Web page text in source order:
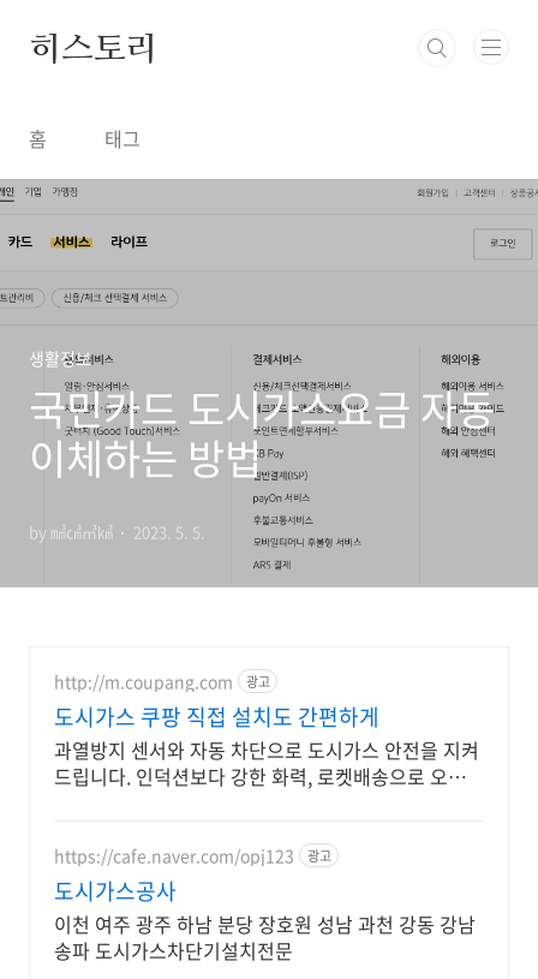
히스토리
홈 태그
생활정보
국민카드 도시가스요금 자동
이체하는 방법
by ㎣㎤㎥㎦ 2023. 5. 5.
http://m.coupang.com 광고
도시가스 쿠팡 직접 설치도 간편하게
과열방지 센서와 자동 차단으로 도시가스 안전을 지켜
드립니다. 인덕션보다 강한 화력, 로켓배송으로 오늘주
https://cafe.naver.com/opj123 광고
도시가스공사
이천 여주 광주 하남 분당 장호원 성남 과천 강동 강남
송파 도시가스차단기설치전문